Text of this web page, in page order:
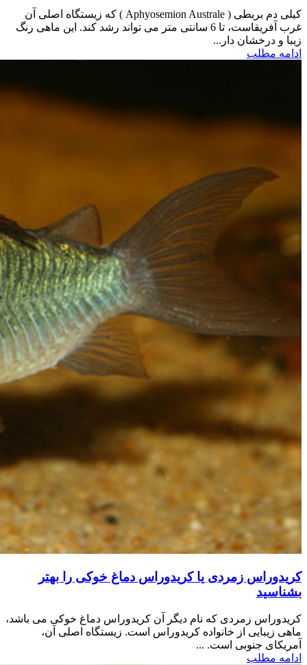
کیلی دم بربطی ( Aphyosemion Australe ) که زیستگاه اصلی آن
غرب آفریقاست، تا 6 سانتی متر می تواند رشد کند. این ماهی رنگ
زیبا و درخشان دار...
ادامه مطلب
کریدوراس زمردی یا کریدوراس دماغ خوکی را بهتر
بشناسید
کریدوراس زمردی که نام دیگر آن کریدوراس دماغ خوکی می باشد،
ماهی زیبایی از خانواده کریدوراس است. زیستگاه اصلی آن،
آمریکای جنوبی است. ...
ادامه مطلب